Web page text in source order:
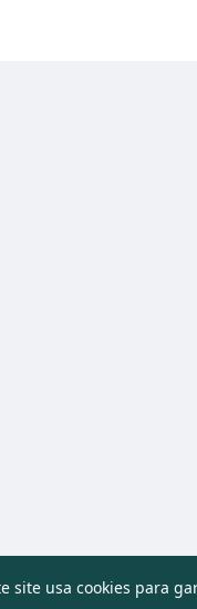
site usa cookies para